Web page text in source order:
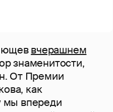
вчерашнем
знаменитости,
От Премии
как
мы впереди